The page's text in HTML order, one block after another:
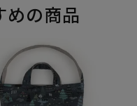
めの商品